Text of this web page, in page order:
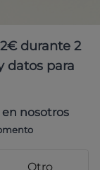
durante 2
datos para
en nosotros
Otro